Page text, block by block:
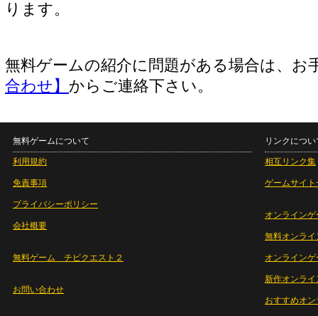
ります。
無料ゲームの紹介に問題がある場合は、お
合わせ】 からご連絡下さい。
無料ゲームについて
利用規約
免責事項
プライバシーポリシー
会社概要
無料ゲーム チビクエスト２
お問い合わせ
リンクについ
相互リンク集
ゲームサイト
オンラインゲ
無料オンライ
オンライン
新作オンライ
おすすめオ